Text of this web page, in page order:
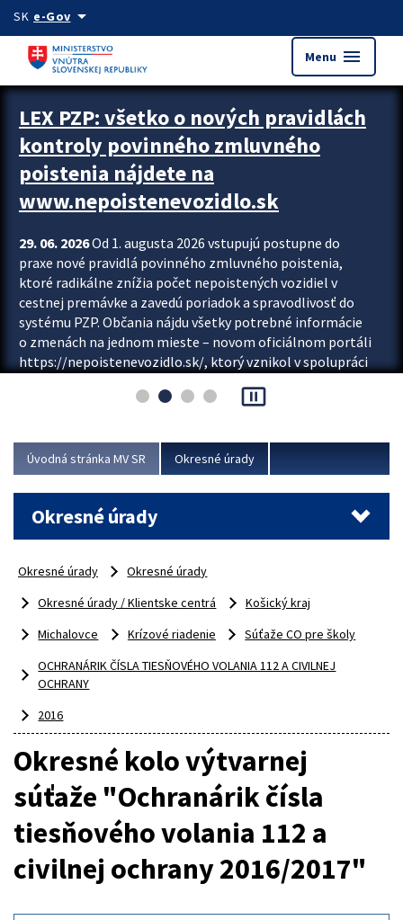
Preskocit na hlavný obsah
SK e-Govarrow_drop_down
Menu menu
Zastavit automatický posun upútavok
LEX PZP: všetko o nových pravidlách
kontroly povinného zmluvného
poistenia nájdete na
www.nepoistenevozidlo.sk
29. 06. 2026Od 1. augusta 2026 vstupujú postupne do
praxe nové pravidlá povinného zmluvného poistenia,
ktoré radikálne znížia počet nepoistených vozidiel v
cestnej premávke a zavedú poriadok a spravodlivosť do
systému PZP. Občania nájdu všetky potrebné informácie
o zmenách na jednom mieste – novom oficiálnom portáli
https://nepoistenevozidlo.sk/, ktorý vznikol v spolupráci
asociácie poisťovní (SLASPO) a Ministerstva vnútra SR.
Viac
pause_presentation
Úvodná stránka MV SR Okresné úrady
Okresné úrady
Okresné úrady
Okresné úrady
Okresné úrady / Klientske centrá
Košický kraj
Michalovce
Krízové riadenie
Súťaže CO pre školy
OCHRANÁRIK ČÍSLA TIESŇOVÉHO VOLANIA 112 A CIVILNEJ
OCHRANY
2016
Okresné kolo výtvarnej
súťaže "Ochranárik čísla
tiesňového volania 112 a
civilnej ochrany 2016/2017"